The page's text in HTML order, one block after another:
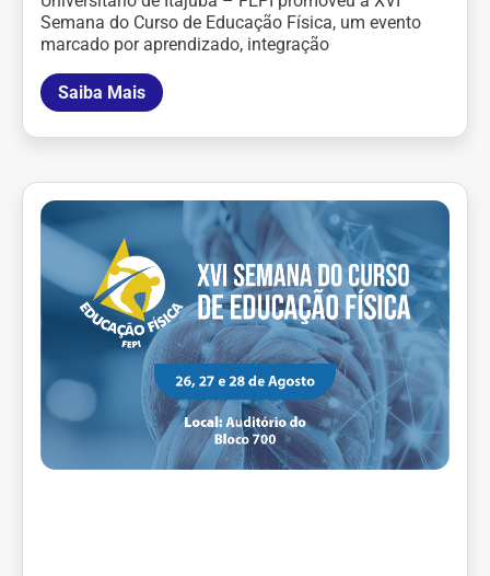
Semana do Curso de Educação Física, um evento
marcado por aprendizado, integração
Saiba Mais